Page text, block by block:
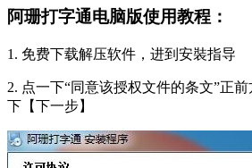
阿珊打字通电脑版使用教程：
1. 免费下载解压软件，进到安裝指导
2. 点一下“同意该授权文件的条文”正
下【下一步】